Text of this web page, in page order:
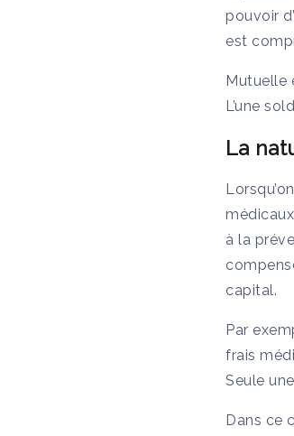
pouvoir
est
Mutuelle
L’une
La
à la
capital.
Par
frais
Seule
Dans ce